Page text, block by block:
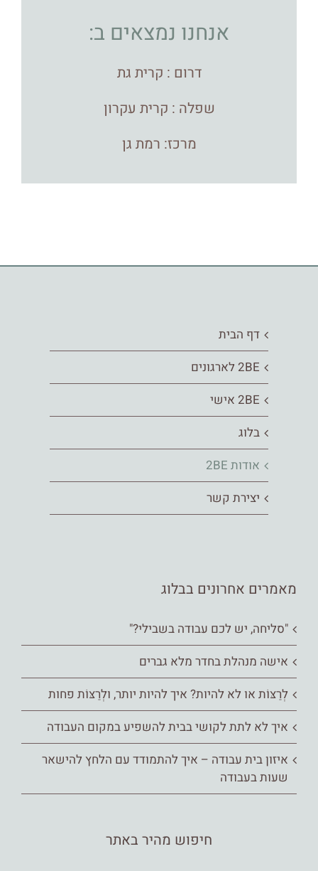
אנחנו נמצאים ב:
דרום : קרית גת
שפלה : קרית עקרון
מרכז: רמת גן
דף הבית
2BE לארגונים
2BE אישי
בלוג
אודות 2BE
יצירת קשר
מאמרים אחרונים בבלוג
"סליחה, יש לכם עבודה בשבילי?"
אישה מנהלת בחדר מלא גברים
לְרַצּוֹת או לא להיות? איך להיות יותר, ולְרַצּוֹת פחות
איך לא לתת לקושי בבית להשפיע במקום העבודה
איזון בית עבודה – איך להתמודד עם הלחץ להישאר
שעות בעבודה
חיפוש מהיר באתר